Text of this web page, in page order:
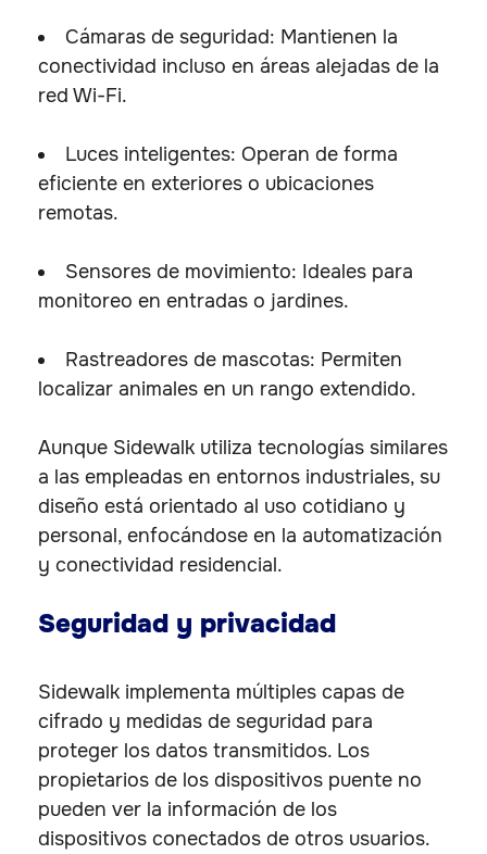
Cámaras de seguridad: Mantienen la
conectividad incluso en áreas alejadas de la
red Wi-Fi.
Luces inteligentes: Operan de forma
eficiente en exteriores o ubicaciones
remotas.
Sensores de movimiento: Ideales para
monitoreo en entradas o jardines.
Rastreadores de mascotas: Permiten
localizar animales en un rango extendido.
Aunque Sidewalk utiliza tecnologías similares
a las empleadas en entornos industriales, su
diseño está orientado al uso cotidiano y
personal, enfocándose en la automatización
y conectividad residencial.
Seguridad y privacidad
Sidewalk implementa múltiples capas de
cifrado y medidas de seguridad para
proteger los datos transmitidos. Los
propietarios de los dispositivos puente no
pueden ver la información de los
dispositivos conectados de otros usuarios.